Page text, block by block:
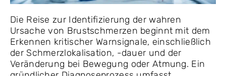
Die Reise zur Identifizierung der wahren
Ursache von Brustschmerzen beginnt mit dem
Erkennen kritischer Warnsignale, einschließlich
der Schmerzlokalisation, -dauer und der
Veränderung bei Bewegung oder Atmung. Ein